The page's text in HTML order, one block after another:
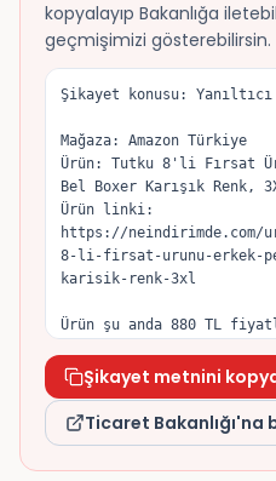
kopyalayıp Bakanlığa
geçmişimizi gösterebilirsin.
Şikayet konusu:
Mağaza: Amazon Türkiye
Ürün: Tutku 8'li Fırsat
Bel Boxer Karışık Renk,
Ürün linki:
https://neindirimde.com/
8-li-firsat-urunu-erkek-
karisik-renk-3xl
Ürün şu anda 880 TL
dönemde 279 TL
dolayısıyla indirim
olarak yükseltildiğini
Şikayet metnini
Ticaret Bakanlığı'na